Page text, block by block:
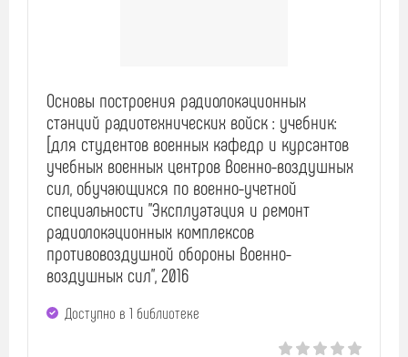
Основы построения радиолокационных
станций радиотехнических войск : учебник:
[для студентов военных кафедр и курсантов
учебных военных центров Военно-воздушных
сил, обучающихся по военно-учетной
специальности "Эксплуатация и ремонт
радиолокационных комплексов
противовоздушной обороны Военно-
воздушных сил", 2016
Доступно в 1 библиотекe